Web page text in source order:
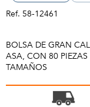
Ref. 58-12461
BOLSA DE GRAN
ASA, CON 80 PIEZAS
TAMAÑOS